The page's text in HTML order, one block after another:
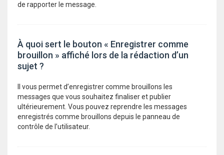
de rapporter le message.
À quoi sert le bouton « Enregistrer comme
brouillon » affiché lors de la rédaction d’un
sujet ?
Il vous permet d’enregistrer comme brouillons les
messages que vous souhaitez finaliser et publier
ultérieurement. Vous pouvez reprendre les messages
enregistrés comme brouillons depuis le panneau de
contrôle de l’utilisateur.